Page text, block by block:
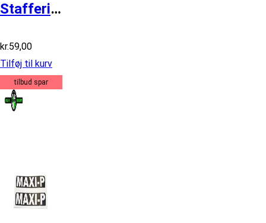
Staffering guld PUCH Maxi K
kr.59,00
Tilføj til kurv
tilbud spar